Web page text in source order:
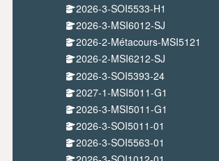
2026-3-SOI5533-H1
2026-3-MSI6012-SJ
2026-2-Métacours-MSI5121
2026-2-MSI6212-SJ
2026-3-SOI5393-24
2027-1-MSI5011-G1
2026-3-MSI5011-G1
2026-3-SOI5011-01
2026-3-SOI5563-01